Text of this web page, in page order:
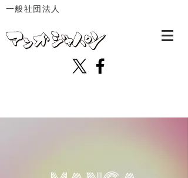
一般社団法人